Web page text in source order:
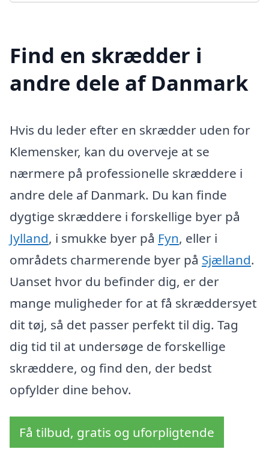
Find en skrædder i
andre dele af Danmark
Hvis du leder efter en skrædder uden for
Klemensker, kan du overveje at se
nærmere på professionelle skræddere i
andre dele af Danmark. Du kan finde
dygtige skræddere i forskellige byer på
Jylland, i smukke byer på Fyn, eller i
områdets charmerende byer på Sjælland.
Uanset hvor du befinder dig, er der
mange muligheder for at få skræddersyet
dit tøj, så det passer perfekt til dig. Tag
dig tid til at undersøge de forskellige
skræddere, og find den, der bedst
opfylder dine behov.
Få tilbud, gratis og uforpligtende